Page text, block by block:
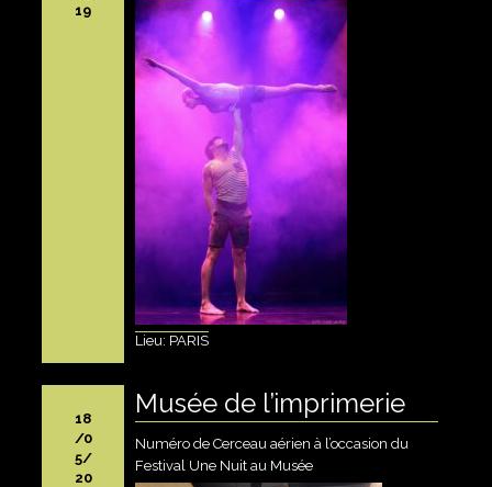
19
Lieu: PARIS
18
/0
5/
20
Musée de l’imprimerie
Numéro de Cerceau aérien à l’occasion du
Festival Une Nuit au Musée